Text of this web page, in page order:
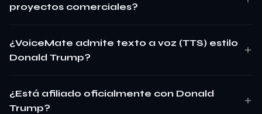
proyectos comerciales?
¿VoiceMate admite texto a voz (TTS) estilo
Donald Trump?
¿Está afiliado oficialmente con Donald
Trump?